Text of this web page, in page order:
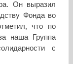
Он выразил
Фонда во
что по
наша Группа
с